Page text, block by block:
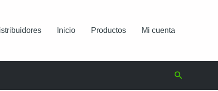
Inicio Productos Mi cuenta
Buscar